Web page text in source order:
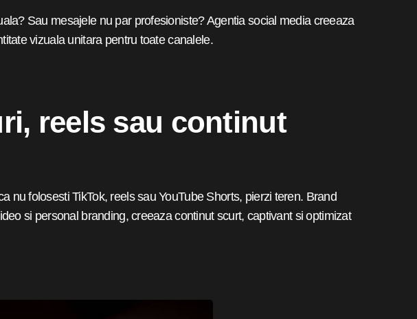
Sau mesajele nu par profesioniste? Agentia social media creeaza
vizuala unitara pentru toate canalele.
reels sau continut
nu folosesti TikTok, reels sau YouTube Shorts, pierzi teren. Brand
si personal branding, creeaza continut scurt, captivant si optimizat